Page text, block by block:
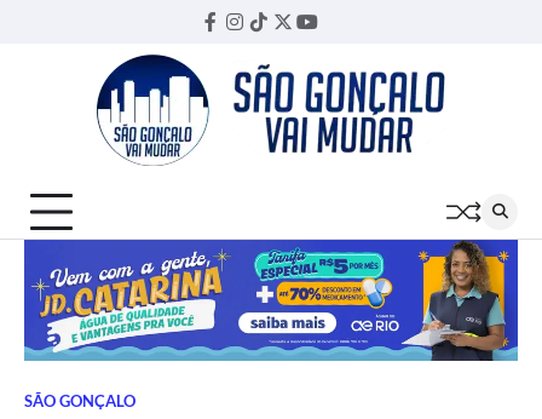
Facebook
Instagram
TikTok
TwitterYouTube
SÃO GONÇALO